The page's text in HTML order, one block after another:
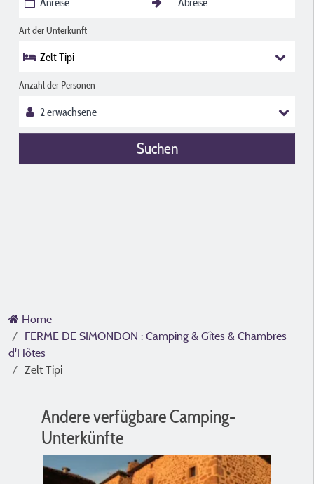
Art der Unterkunft
Zelt Tipi
Anzahl der Personen
Suchen
Home
FERME DE SIMONDON : Camping & Gîtes & Chambres
d'Hôtes
Zelt Tipi
Andere verfügbare Camping-
Unterkünfte